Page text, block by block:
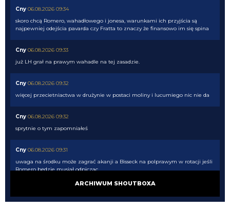
Cny 06.08.2026 09:34
skoro chcą Romero, wahadłowego i jonesa, warunkami ich przyjścia są
najpewniej odejścia pavarda czy Fratta to znaczy że finansowo im się spina
Cny 06.08.2026 09:33
już LH grał na prawym wahadle na tej zasadzie.
Cny 06.08.2026 09:32
więcej przecietniactwa w drużynie w postaci moliny i lucumiego nic nie da
Cny 06.08.2026 09:32
sprytnie o tym zapomniałeś
Cny 06.08.2026 09:31
uwaga na środku może zagrać akanji a Bisseck na polprawym w rotacji jeśli
Romero będzie musiał odpiczac
tak wszyscy będą połamani. akurat nasze sztaby wiedzą jak prowadzić
ARCHIWUM SHOUTBOXA